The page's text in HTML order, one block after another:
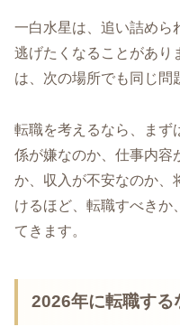
一白水星は、追い詰めら
逃げたくなることがあり
は、次の場所でも同じ問
転職を考えるなら、まず
係が嫌なのか、仕事内容
か、収入が不安なのか、
けるほど、転職すべきか
てきます。
2026年に転職する